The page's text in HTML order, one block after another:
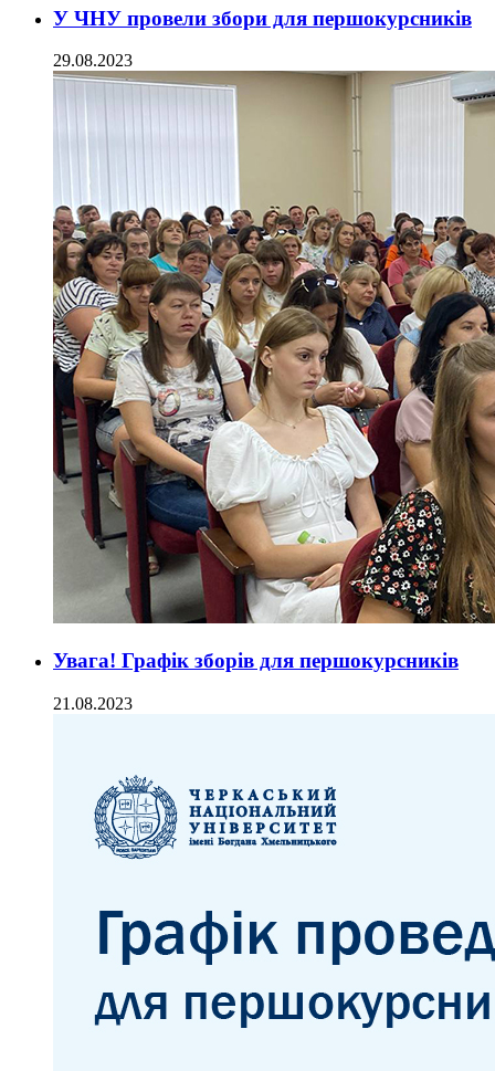
У ЧНУ провели збори для першокурсників
29.08.2023
Увага! Графік зборів для першокурсників
21.08.2023